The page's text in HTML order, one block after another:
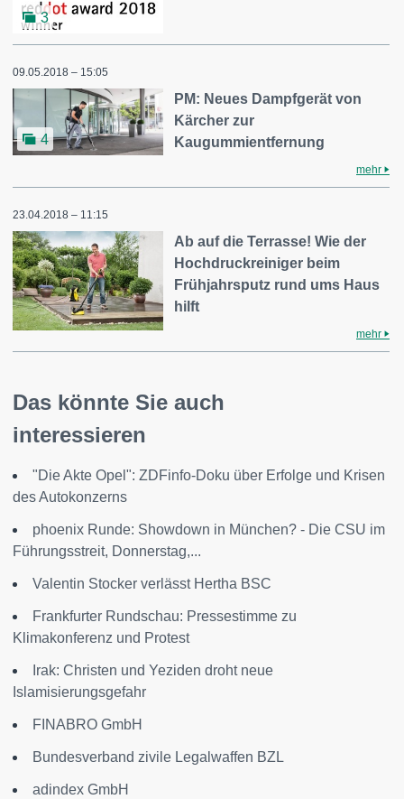
3
09.05.2018 – 15:05
4
PM: Neues Dampfgerät von
Kärcher zur
Kaugummientfernung
mehr
23.04.2018 – 11:15
Ab auf die Terrasse! Wie der
Hochdruckreiniger beim
Frühjahrsputz rund ums Haus
hilft
mehr
Das könnte Sie auch
interessieren
"Die Akte Opel": ZDFinfo-Doku über Erfolge und Krisen
des Autokonzerns
phoenix Runde: Showdown in München? - Die CSU im
Führungsstreit, Donnerstag,...
Valentin Stocker verlässt Hertha BSC
Frankfurter Rundschau: Pressestimme zu
Klimakonferenz und Protest
Irak: Christen und Yeziden droht neue
Islamisierungsgefahr
FINABRO GmbH
Bundesverband zivile Legalwaffen BZL
adindex GmbH